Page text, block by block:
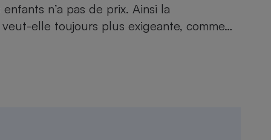
n’a pas de prix. Ainsi la
elle toujours plus exigeante, comme…